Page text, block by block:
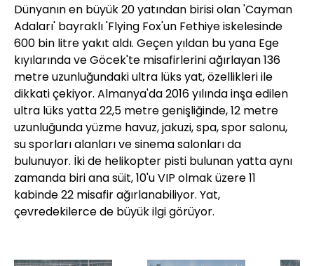
Dünyanın en büyük 20 yatından birisi olan 'Cayman
Adaları' bayraklı 'Flying Fox'un Fethiye iskelesinde
600 bin litre yakıt aldı. Geçen yıldan bu yana Ege
kıyılarında ve Göcek'te misafirlerini ağırlayan 136
metre uzunluğundaki ultra lüks yat, özellikleri ile
dikkati çekiyor. Almanya'da 2016 yılında inşa edilen
ultra lüks yatta 22,5 metre genişliğinde, 12 metre
uzunluğunda yüzme havuz, jakuzi, spa, spor salonu,
su sporları alanları ve sinema salonları da
bulunuyor. İki de helikopter pisti bulunan yatta aynı
zamanda biri ana süit, 10'u VIP olmak üzere 11
kabinde 22 misafir ağırlanabiliyor. Yat,
çevredekilerce de büyük ilgi görüyor.